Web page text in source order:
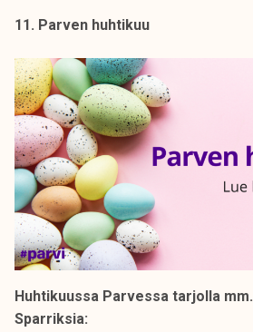
11. Parven huhtikuu
Huhtikuussa Parvessa tarjolla
Sparriksia: